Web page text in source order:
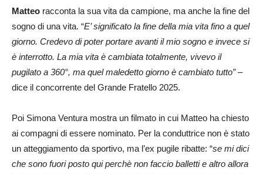
Matteo racconta la sua vita da campione, ma anche la fine del
sogno di una vita. “E’ significato la fine della mia vita fino a quel
giorno. Credevo di poter portare avanti il mio sogno e invece si
è interrotto. La mia vita è cambiata totalmente, vivevo il
pugilato a 360°, ma quel maledetto giorno è cambiato tutto” –
dice il concorrente del Grande Fratello 2025.
Poi Simona Ventura mostra un filmato in cui Matteo ha chiesto
ai compagni di essere nominato. Per la conduttrice non è stato
un atteggiamento da sportivo, ma l’ex pugile ribatte: “se mi dici
che sono fuori posto qui perchè non faccio balletti e altro allora